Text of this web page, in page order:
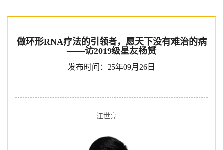
做环形RNA疗法的引领者，愿天下没有难治的病
——访2019级星友杨赟
发布时间：25年09月26日
江世亮